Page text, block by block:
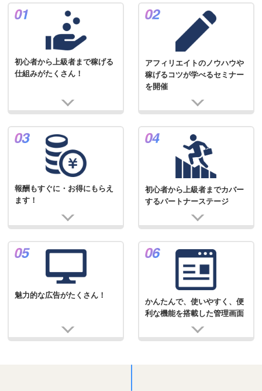
初心者から上級者まで稼げる
仕組みがたくさん！
アフィリエイトのノウハウや
稼げるコツが学べるセミナー
を開催
報酬もすぐに・お得にもらえ
ます！
初心者から上級者までカバー
するパートナーステージ
魅力的な広告がたくさん！
かんたんで、使いやすく、便
利な機能を搭載した管理画面